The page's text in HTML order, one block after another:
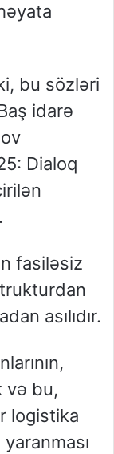
bu sözləri
idarə
Dialoq
fasiləsiz
asılıdır.
və bu,
logistika